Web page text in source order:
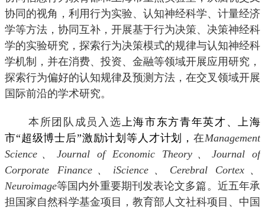
协同的视角，利用行为实验、认知神经科学、计量经济
学等方法，协同互补，开展基于行为决策、决策神经科
学的实验研究，探索行为决策模式的规律与认知神经科
学机制，并在消费、投资、金融等领域开展应用研究，
探索行为偏好的认知规律及预测方法，在交叉领域开展
国际前沿的学术研究。
本所团队成员入选 上海市东方青年英才、上海
市“超级博士后”激励计划等人才计划，在Management
Science 、 Journal of Economic Theory 、 Journal of
Corporate Finance、 iScience 、 Cerebral Cortex 、
Neuroimage等国内外重要期刊发表论文多篇。近五年承
担国家自然科学基金项目，教育部人文社科项目、中国